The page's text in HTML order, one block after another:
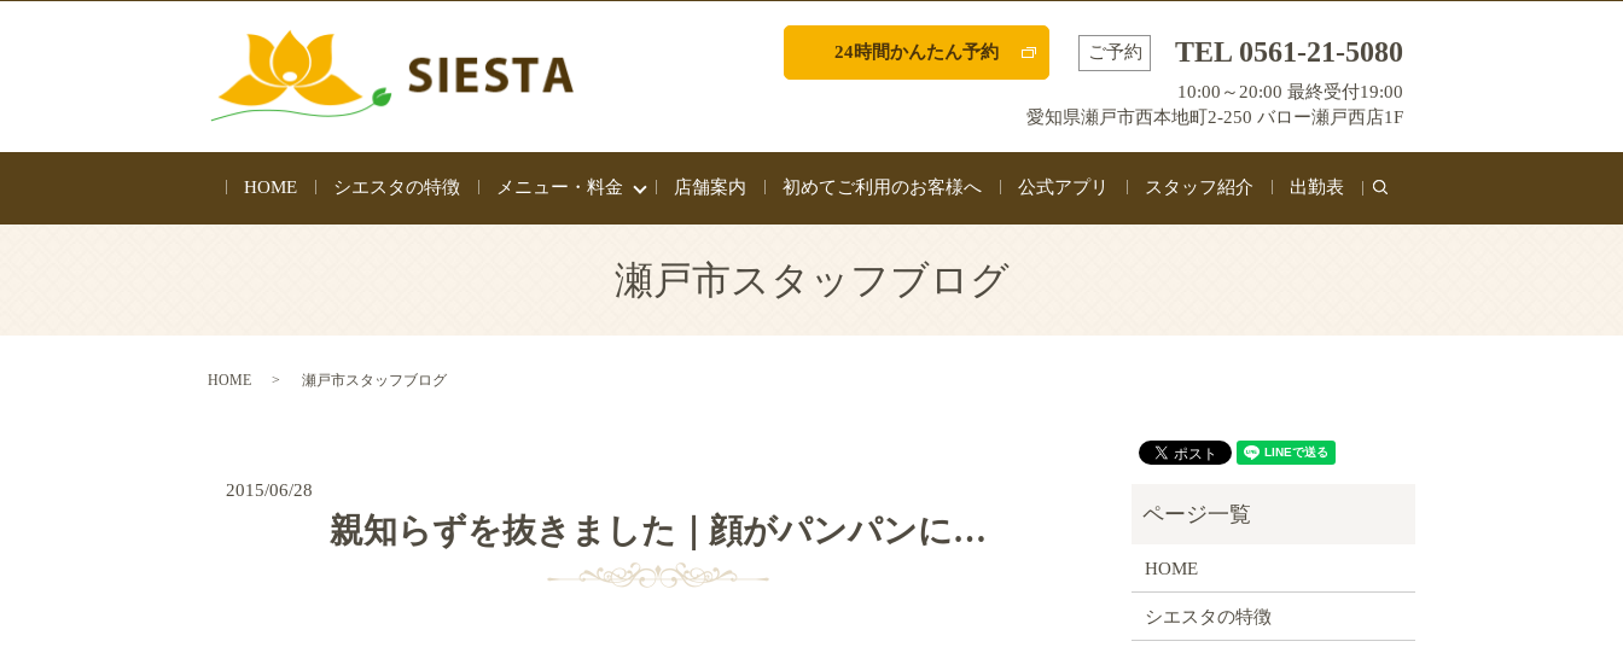
24時間かんたん予約 ご予約 TEL 0561-21-5080
10:00～20:00 最終受付19:00
愛知県瀬戸市西本地町2-250 バロー瀬戸西店1F
HOME シエスタの特徴 メニュー・料金 店舗案内 初めてご利用のお客様へ 公式アプリ スタッフ紹介 出勤表
search
瀬戸市スタッフブログ
HOME 瀬戸市スタッフブログ
2015/06/28
親知らずを抜きました｜顔がパンパンに…
HOME
シエスタの特徴